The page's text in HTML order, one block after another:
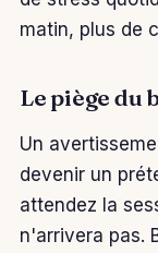
matin, plus de
Le piège du
Un
devenir un
attendez la
n'arrivera pas.